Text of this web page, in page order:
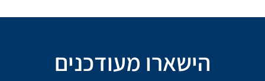
הישארו מעודכנים